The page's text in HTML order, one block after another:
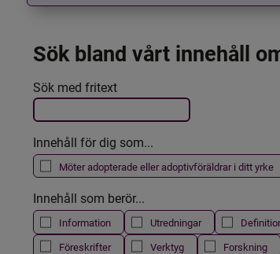
Sök bland vårt innehåll
Filtrera resultatet
Det här formuläret postas automatiskt
Sök med fritext
Innehåll för dig som...
Möter adopterade eller adoptivföräldrar i ditt yrke
Innehåll som berör...
Information Utredningar
Föreskrifter
Verktyg Forskning